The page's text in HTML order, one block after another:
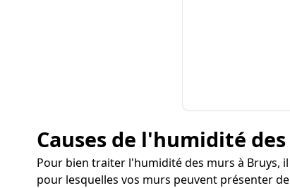
Causes de l'humidité
Pour bien traiter l'humidité des murs à Bruys,
pour lesquelles vos murs peuvent présenter